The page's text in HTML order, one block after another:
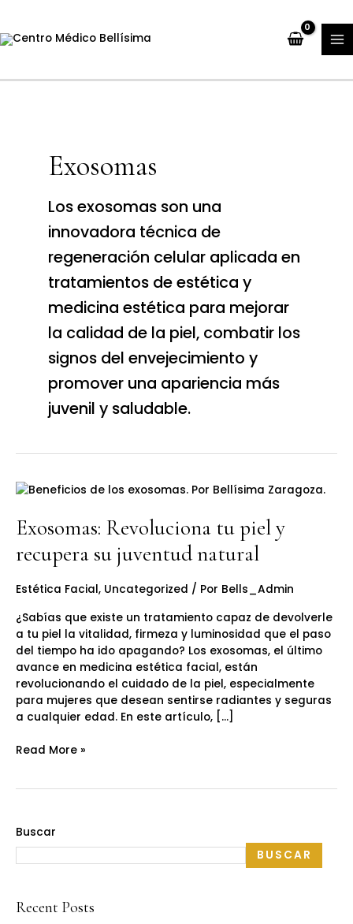
contenido
Exosomas
Los exosomas son una
innovadora técnica de
regeneración celular aplicada en
tratamientos de estética y
medicina estética para mejorar
la calidad de la piel, combatir los
signos del envejecimiento y
promover una apariencia más
juvenil y saludable.
Exosomas: Revoluciona tu piel y
recupera su juventud natural
Estética Facial, Uncategorized / Por Bells_Admin
¿Sabías que existe un tratamiento capaz de devolverle
a tu piel la vitalidad, firmeza y luminosidad que el paso
del tiempo ha ido apagando? Los exosomas, el último
avance en medicina estética facial, están
revolucionando el cuidado de la piel, especialmente
para mujeres que desean sentirse radiantes y seguras
a cualquier edad. En este artículo, […]
Exosomas:
tu
piel
y
recupera
su
natural
Read More »
Buscar
BUSCAR
Recent Posts